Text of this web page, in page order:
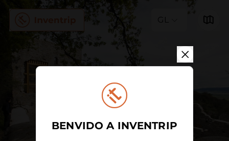
GL
BENVIDO A INVENTRIP